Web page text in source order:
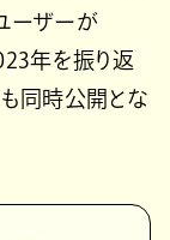
ーザーが
年を振り返
も同時公開とな